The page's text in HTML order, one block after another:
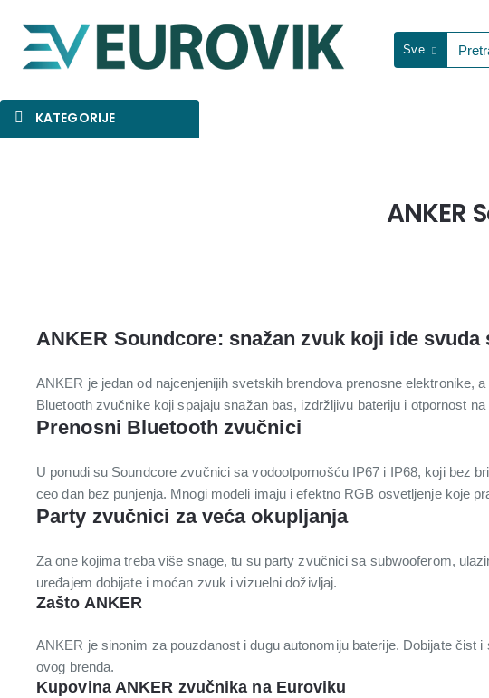
Sve
Pretraga...
KATEGORIJE
ANKER
ANKER Soundcore: snažan zvuk koji ide svuda
ANKER je jedan od najcenjenijih svetskih brendova prenosne elektronike,
Bluetooth zvučnike koji spajaju snažan bas, izdržljivu bateriju i otpornost
Prenosni Bluetooth zvučnici
U ponudi su Soundcore zvučnici sa vodootpornošću IP67 i IP68, koji bez
ceo dan bez punjenja. Mnogi modeli imaju i efektno RGB osvetljenje koje
Party zvučnici za veća okupljanja
Za one kojima treba više snage, tu su party zvučnici sa subwooferom,
uređajem dobijate i moćan zvuk i vizuelni doživljaj.
Zašto ANKER
ANKER je sinonim za pouzdanost i dugu autonomiju baterije. Dobijate
ovog brenda.
Kupovina ANKER zvučnika na Euroviku